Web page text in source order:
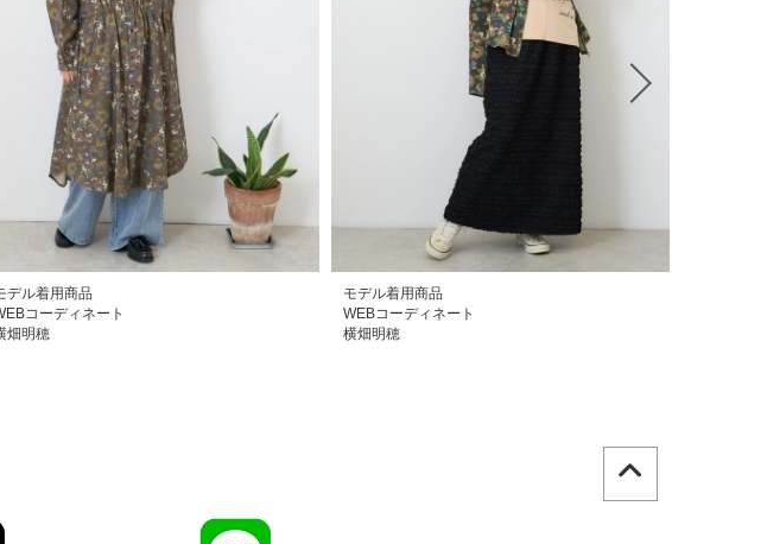
デル着用商品
コーディネート
畑明穂
モデル着用商品
WEBコーディネート
横畑明穂